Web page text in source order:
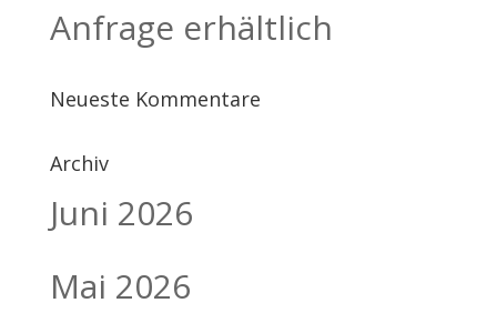
Anfrage erhältlich
Neueste Kommentare
Archiv
Juni 2026
Mai 2026